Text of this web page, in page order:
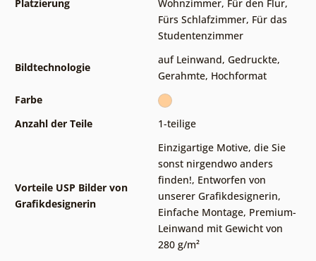
Platzierung
Wohnzimmer, Für den Flur,
Fürs Schlafzimmer, Für das
Studentenzimmer
Bildtechnologie
auf Leinwand, Gedruckte,
Gerahmte, Hochformat
Farbe
Anzahl der Teile
1-teilige
Vorteile USP Bilder von
Grafikdesignerin
Einzigartige Motive, die Sie
sonst nirgendwo anders
finden!, Entworfen von
unserer Grafikdesignerin,
Einfache Montage, Premium-
Leinwand mit Gewicht von
280 g/m²